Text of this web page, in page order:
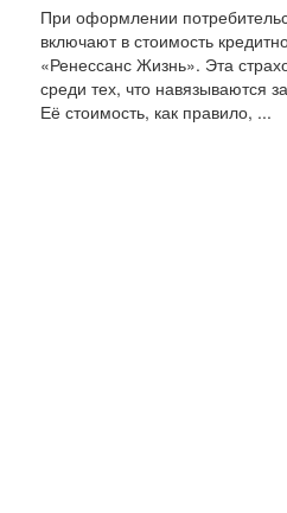
При оформлении
включают в стоимость
«Ренессанс Жизнь». Эта
среди тех, что навязываются
Её стоимость, как правило, ...